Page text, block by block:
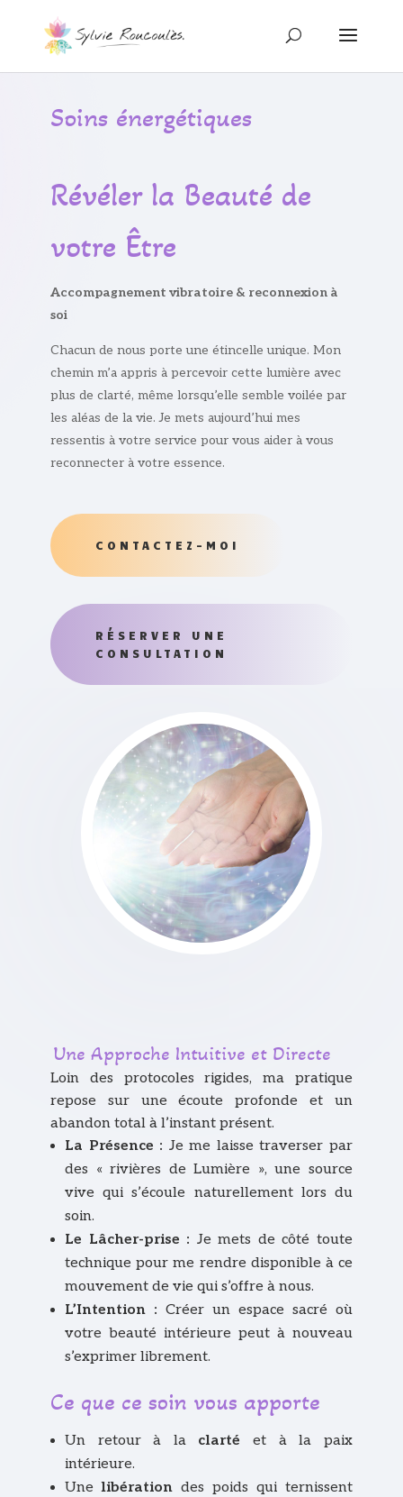
Soins énergétiques
Révéler la Beauté de
votre Être
Accompagnement vibratoire & reconnexion à
soi
Chacun de nous porte une étincelle unique. Mon
chemin m’a appris à percevoir cette lumière avec
plus de clarté, même lorsqu’elle semble voilée par
les aléas de la vie. Je mets aujourd’hui mes
ressentis à votre service pour vous aider à vous
reconnecter à votre essence.
CONTACTEZ-MOI
RÉSERVER UNE
CONSULTATION
Une Approche Intuitive et Directe
Loin des protocoles rigides, ma pratique
repose sur une écoute profonde et un
abandon total à l’instant présent.
La Présence : Je me laisse traverser par
des « rivières de Lumière », une source
vive qui s’écoule naturellement lors du
soin.
Le Lâcher-prise : Je mets de côté toute
technique pour me rendre disponible à ce
mouvement de vie qui s’offre à nous.
L’Intention : Créer un espace sacré où
votre beauté intérieure peut à nouveau
s’exprimer librement.
Ce que ce soin vous apporte
Un retour à la clarté et à la paix
intérieure.
Une libération des poids qui ternissent